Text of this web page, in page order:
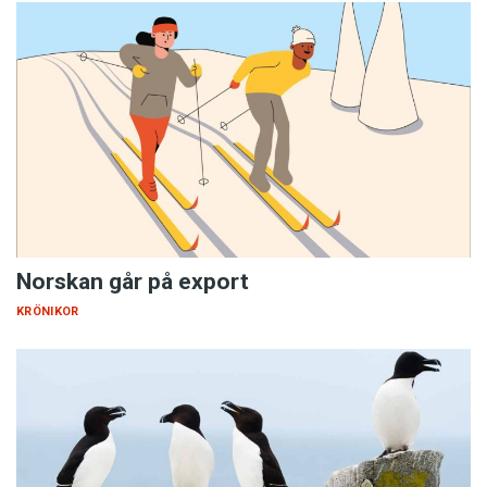
Norskan går på export
KRÖNIKOR